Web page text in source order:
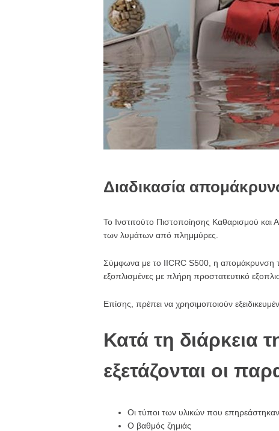
Διαδικασία
Το Ινστιτούτο Πιστοποίησης Καθαρισμού
των λυμάτων από πλημμύρες.
Σύμφωνα με το IICRC S500, η ​​απομάκρυνση
εξοπλισμένες με πλήρη προστατευτικό
Επίσης, πρέπει να χρησιμοποιούν
Κατά τη διάρκεια
εξετάζονται οι
Οι τύποι των υλικών που επηρεάστηκαν
Ο βαθμός ζημιάς